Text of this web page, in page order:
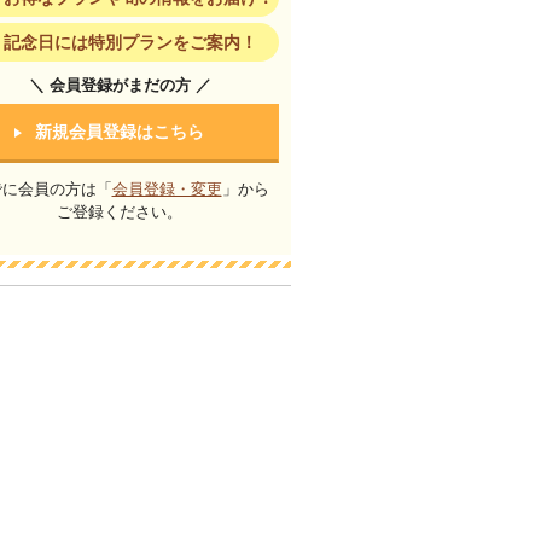
記念日には特別プランをご案内！
＼ 会員登録がまだの方 ／
新規会員登録はこちら
会員の方は「 会員登録・変更 」から
ご登録ください。